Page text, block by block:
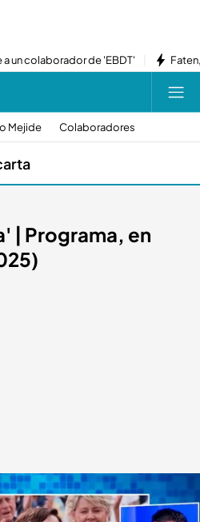
un colaborador de 'EBDT'
Mejide Colaboradores
| Programa, en